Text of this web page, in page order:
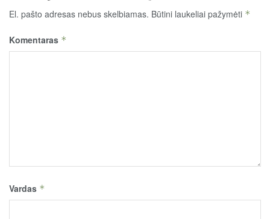
El. pašto adresas nebus skelbiamas. Būtini laukeliai pažymėti *
Komentaras *
Vardas *